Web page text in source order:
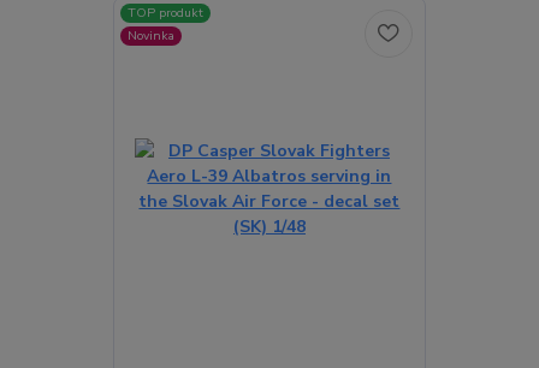
TOP produkt
Novinka